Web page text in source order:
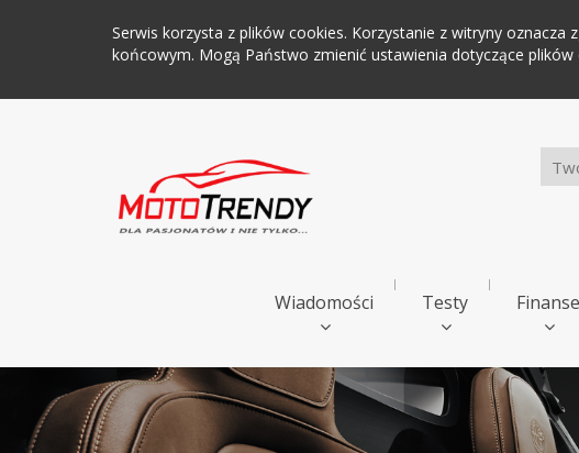
Serwis korzysta z plików cookies. Korzystanie z witryny oznacza
końcowym. Mogą Państwo zmienić ustawienia dotyczące
Wiadomości Testy Finanse